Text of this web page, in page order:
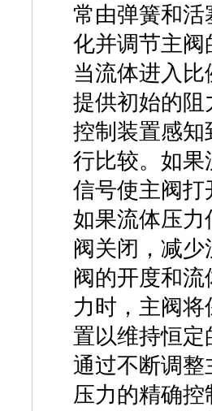
常由弹簧和
化并调节主阀
当流体进入
提供初始的
控制装置感
行比较。如
信号使主阀
如果流体压
阀关闭，减
阀的开度和
力时，主阀
置以维持恒定
通过不断调
压力的精确